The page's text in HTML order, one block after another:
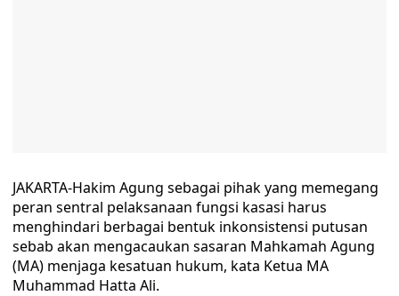
JAKARTA-Hakim Agung sebagai pihak yang memegang
peran sentral pelaksanaan fungsi kasasi harus
menghindari berbagai bentuk inkonsistensi putusan
sebab akan mengacaukan sasaran Mahkamah Agung
(MA) menjaga kesatuan hukum, kata Ketua MA
Muhammad Hatta Ali.